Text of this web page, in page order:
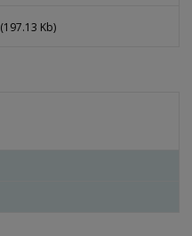
(197.13 Kb)